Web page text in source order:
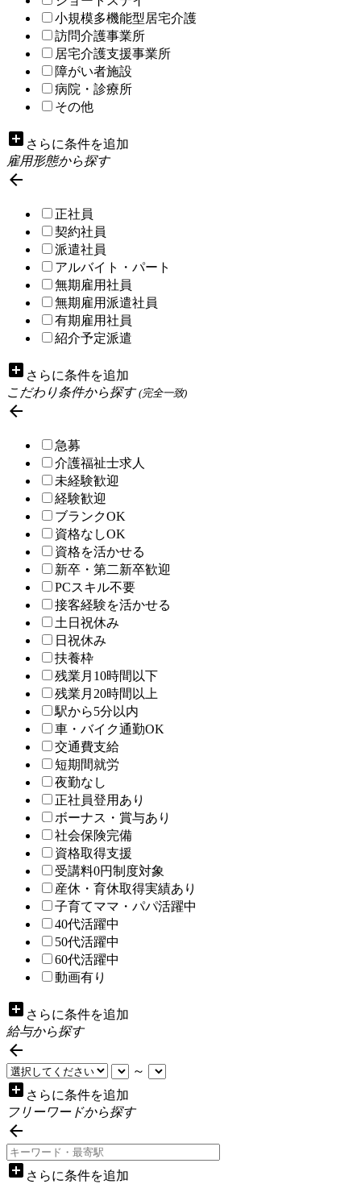
小規模多機能型居宅介護
訪問介護事業所
居宅介護支援事業所
障がい者施設
病院・診療所
その他
add_box さらに条件を追加
雇用形態から探す

正社員
契約社員
派遣社員
アルバイト・パート
無期雇用社員
無期雇用派遣社員
有期雇用社員
紹介予定派遣
add_box さらに条件を追加
こだわり条件から探す(完全一致)

急募
介護福祉士求人
未経験歓迎
経験歓迎
ブランクOK
資格なしOK
資格を活かせる
新卒・第二新卒歓迎
PCスキル不要
接客経験を活かせる
土日祝休み
日祝休み
扶養枠
残業月10時間以下
残業月20時間以上
駅から5分以内
車・バイク通勤OK
交通費支給
短期間就労
夜勤なし
正社員登用あり
ボーナス・賞与あり
社会保険完備
資格取得支援
受講料0円制度対象
産休・育休取得実績あり
子育てママ・パパ活躍中
40代活躍中
50代活躍中
60代活躍中
動画有り
add_box さらに条件を追加
給与から探す

～
add_box さらに条件を追加
フリーワードから探す

add_box さらに条件を追加